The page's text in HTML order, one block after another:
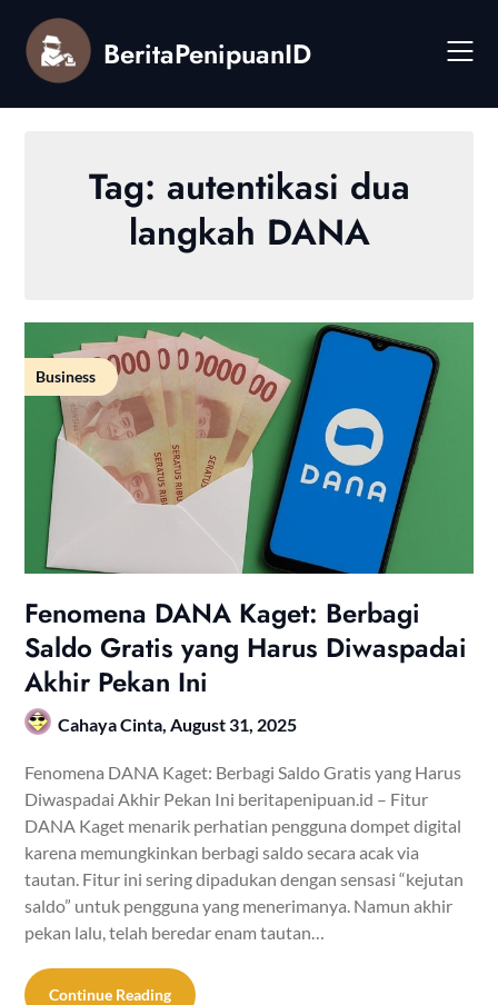
content
BeritaPenipuanID
Tag: autentikasi dua
langkah DANA
Business
Fenomena DANA Kaget: Berbagi
Saldo Gratis yang Harus Diwaspadai
Akhir Pekan Ini
Cahaya Cinta,August 31, 2025
Fenomena DANA Kaget: Berbagi Saldo Gratis yang Harus
Diwaspadai Akhir Pekan Ini beritapenipuan.id – Fitur
DANA Kaget menarik perhatian pengguna dompet digital
karena memungkinkan berbagi saldo secara acak via
tautan. Fitur ini sering dipadukan dengan sensasi “kejutan
saldo” untuk pengguna yang menerimanya. Namun akhir
pekan lalu, telah beredar enam tautan…
Continue Reading